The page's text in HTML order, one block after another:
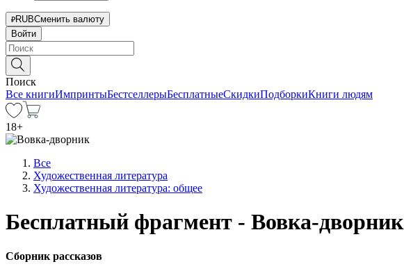
RUBСменить валюту
Войти
Поиск
Все книгиИмпринтыБестселлерыБесплатныеСкидкиПодборкиКниги людям
18+
Все
Художественная литература
Художественная литература: общее
Бесплатный фрагмент - Вовка-дворник
Сборник рассказов